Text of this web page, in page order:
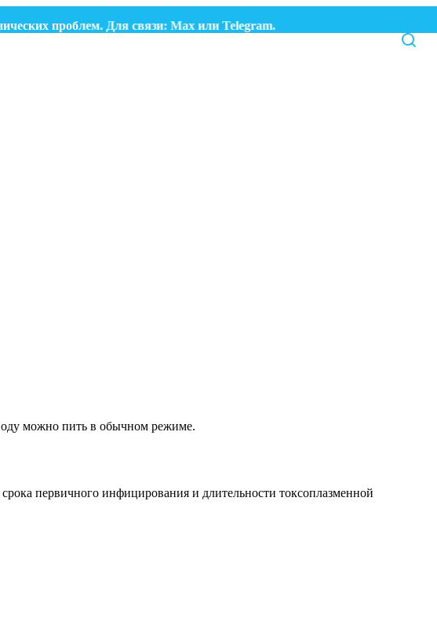
проблем. Для связи:MaxилиTelegram.
можно пить в обычном режиме.
первичного инфицирования и длительности токсоплазменной